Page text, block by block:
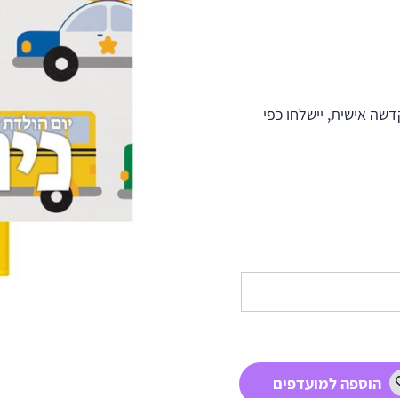
אישית, יישלחו כפי
הוספה למועדפים